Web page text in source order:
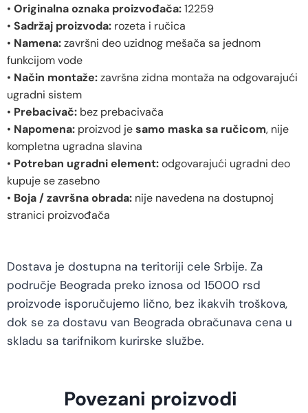
• Originalna oznaka proizvođača:12259
• Sadržaj proizvoda: rozeta i ručica
• Namena:završni deo uzidnog mešača sa jednom
funkcijom vode
• Način montaže:završna zidna montaža na odgovarajući
ugradni sistem
• Prebacivač: bez prebacivača
• Napomena: proizvod jesamo maska sa ručicom, nije
kompletna ugradna slavina
• Potreban ugradni element:odgovarajući ugradni deo
kupuje se zasebno
• Boja / završna obrada: nije navedena na dostupnoj
stranici proizvođača
Dostava je dostupna na teritoriji cele Srbije. Za
područje Beograda preko iznosa od 15000 rsd
proizvode isporučujemo lično, bez ikakvih troškova,
dok se za dostavu van Beograda obračunava cena u
skladu sa tarifnikom kurirske službe.
Povezani proizvodi